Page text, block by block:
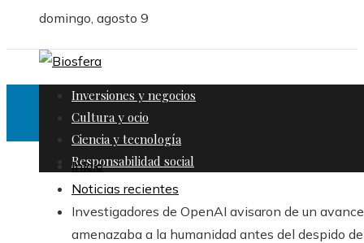
domingo, agosto 9
Inversiones y negocios
Cultura y ocio
Ciencia y tecnología
Responsabilidad social
Inicio
Noticias recientes
Investigadores de OpenAI avisaron de un
amenazaba a la humanidad antes del despido de